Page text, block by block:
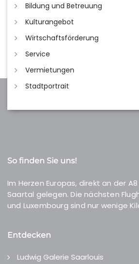
Bildung und Betreuung
Kulturangebot
Wirtschaftsförderung
Service
Vermietungen
Stadtportrait
So finden Sie uns!
Im Herzen Europas, direkt an der
Saartal gelegen. Die nächsten
und Luxembourg sind nur wenige
Entdecken
Ludwig Galerie Saarlouis